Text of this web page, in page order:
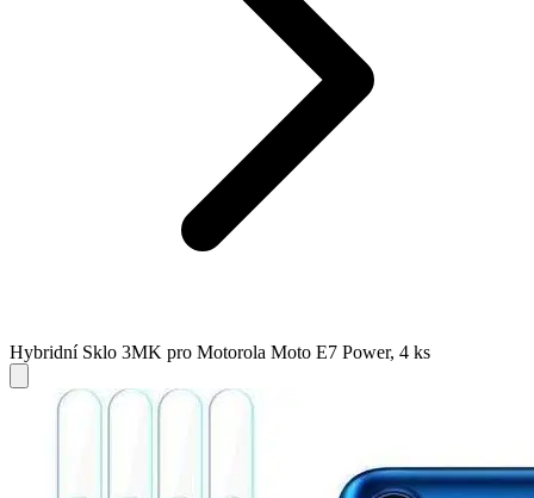
Hybridní Sklo 3MK pro Motorola Moto E7 Power, 4 ks